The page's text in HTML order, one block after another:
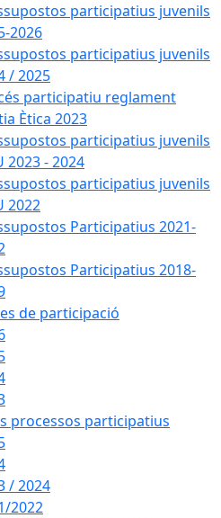
participatius juvenils
2026
participatius juvenils
/ 2025
participatiu reglament
Ètica 2023
participatius juvenils
2023 - 2024
participatius juvenils
2022
Participatius 2021-
Participatius 2018-
de participació
processos participatius
/ 2024
2022